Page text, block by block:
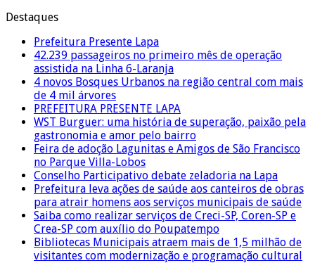
Destaques
Prefeitura Presente Lapa
42.239 passageiros no primeiro mês de operação
assistida na Linha 6-Laranja
4 novos Bosques Urbanos na região central com mais
de 4 mil árvores
PREFEITURA PRESENTE LAPA
WST Burguer: uma história de superação, paixão pela
gastronomia e amor pelo bairro
Feira de adoção Lagunitas e Amigos de São Francisco
no Parque Villa-Lobos
Conselho Participativo debate zeladoria na Lapa
Prefeitura leva ações de saúde aos canteiros de obras
para atrair homens aos serviços municipais de saúde
Saiba como realizar serviços de Creci-SP, Coren-SP e
Crea-SP com auxílio do Poupatempo
Bibliotecas Municipais atraem mais de 1,5 milhão de
visitantes com modernização e programação cultural